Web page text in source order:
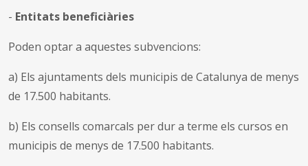
- Entitats beneficiàries
Poden optar a aquestes subvencions:
a) Els ajuntaments dels municipis de Catalunya de menys
de 17.500 habitants.
b) Els consells comarcals per dur a terme els cursos en
municipis de menys de 17.500 habitants.